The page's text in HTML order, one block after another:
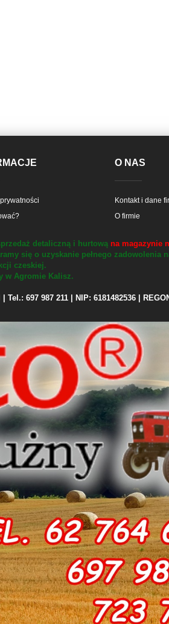
O NAS
Kontakt i dane
O firmie
detaliczną i hurtową na magazynie
się o uzyskanie pełnego zadowolenia
czeskiej.
w Agromie Kalisz.
697 987 211 | NIP: 6181482536 |